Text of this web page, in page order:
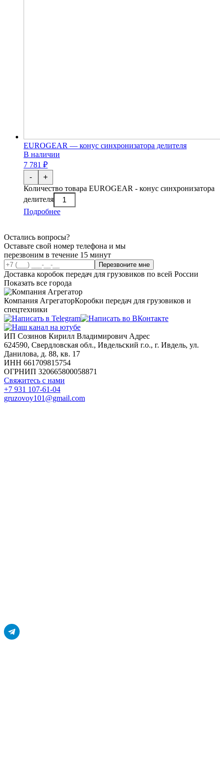
EUROGEAR — конус синхронизатора делителя
В наличии
7 781 ₽
-
Количество товара EUROGEAR - конус синхронизатора
делителя
+
Подробнее
Остались вопросы?
Оставьте свой номер телефона и мы
перезвоним в течение 15 минут
Перезвоните мне
Доставка коробок передач для грузовиков по всей России
Показать все города
Компания АгрегаторКоробки передач для грузовиков и
спецтехники
ИП Созинов Кирилл Владимирович Адрес
624590, Свердловская обл., Ивдельский г.о., г. Ивдель, ул.
Данилова, д. 88, кв. 17
ИНН 661709815754
ОГРНИП 320665800058871
Свяжитесь с нами
+7 931 107-61-04
gruzovoy101@gmail.com